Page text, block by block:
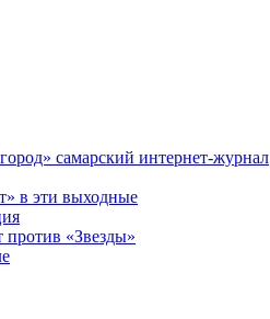
самарский интернет-журнал
в эти выходные
«Звезды»